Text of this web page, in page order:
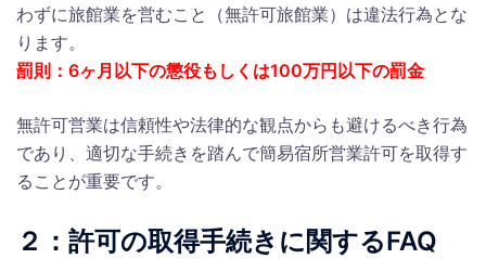
わずに旅館業を営むこと（無許可旅館業）は違法行為とな
ります。
罰則：6ヶ月以下の懲役もしくは100万円以下の罰金
無許可営業は信頼性や法律的な観点からも避けるべき行為
であり、適切な手続きを踏んで簡易宿所営業許可を取得す
ることが重要です。
２：許可の取得手続きに関するFAQ